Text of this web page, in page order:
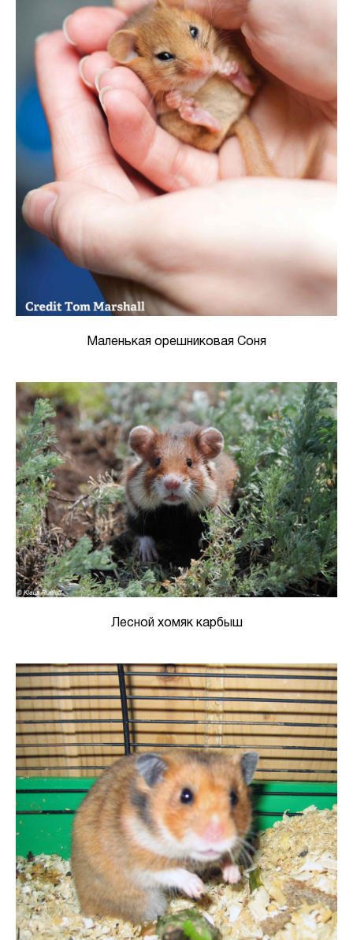
Маленькая орешниковая Соня
Лесной хомяк карбыш